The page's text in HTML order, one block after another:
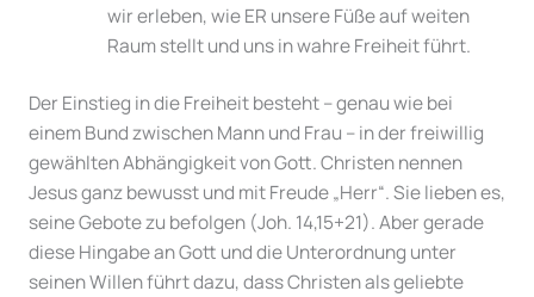
wir erleben, wie ER unsere Füße auf weiten
Raum stellt und uns in wahre Freiheit führt.
Der Einstieg in die Freiheit besteht – genau wie bei
einem Bund zwischen Mann und Frau – in der freiwillig
gewählten Abhängigkeit von Gott. Christen nennen
Jesus ganz bewusst und mit Freude „Herr“. Sie lieben es,
seine Gebote zu befolgen (Joh. 14,15+21). Aber gerade
diese Hingabe an Gott und die Unterordnung unter
seinen Willen führt dazu, dass Christen als geliebte